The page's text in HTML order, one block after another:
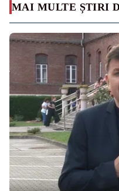
MAI MULTE ȘTIRI